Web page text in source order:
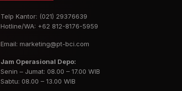
Telp Kantor: (021) 29376639
Hotline/WA: +62 812-8176-5959
Email:marketing@pt-bci.com
Jam Operasional Depo:
Senin – Jumat: 08.00 – 17.00 WIB
Sabtu: 08.00 – 13.00 WIB